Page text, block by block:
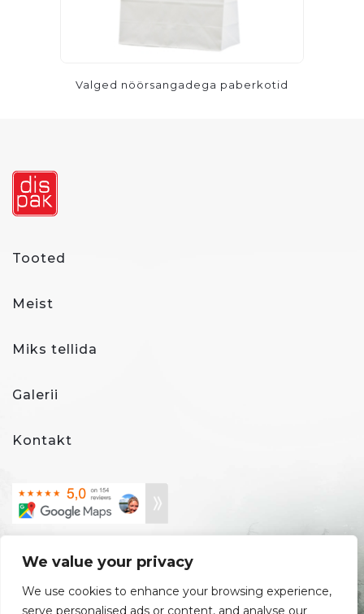
We value your privacy
We use cookies to enhance your browsing experience,
serve personalised ads or content, and analyse our
Valged nöörsangadega paberkotid
Tooted
Meist
Miks tellida
Galerii
Kontakt